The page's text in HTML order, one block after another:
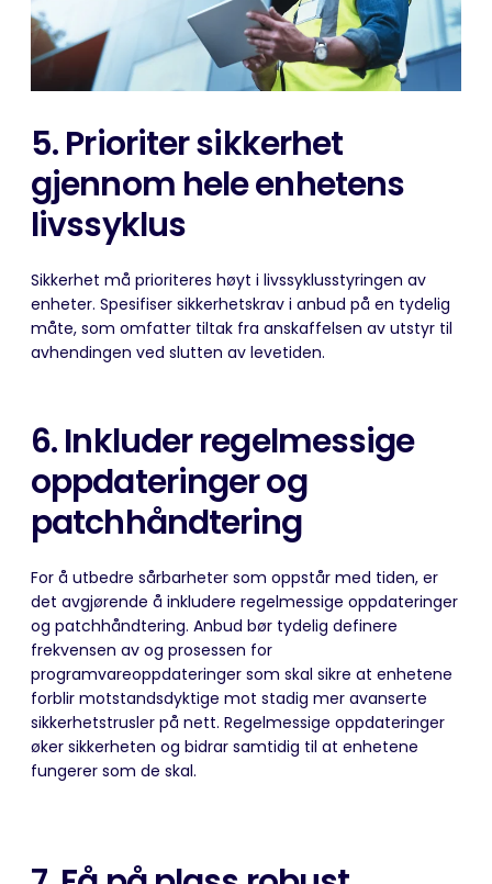
5.Prioriter sikkerhet
gjennom hele enhetens
livssyklus
Sikkerhet må prioriteres høyt i livssyklusstyringen av
enheter. Spesifiser sikkerhetskrav i anbud på en tydelig
måte, som omfatter tiltak fra anskaffelsen av utstyr til
avhendingen ved slutten av levetiden.
6.Inkluder regelmessige
oppdateringer og
patchhåndtering
For å utbedre sårbarheter som oppstår med tiden, er
det avgjørende å inkludere regelmessige oppdateringer
og patchhåndtering. Anbud bør tydelig definere
frekvensen av og prosessen for
programvareoppdateringer som skal sikre at enhetene
forblir motstandsdyktige mot stadig mer avanserte
sikkerhetstrusler på nett. Regelmessige oppdateringer
øker sikkerheten og bidrar samtidig til at enhetene
fungerer som de skal.